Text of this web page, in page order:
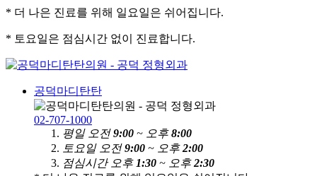
* 더 나은 진료를 위해 일요일은 쉬어집니다.
* 토요일은 점심시간 없이 진료합니다.
공덕마디탄탄
02-707-1000
평일 오전9:00 ~ 오후8:00
토요일 오전9:00 ~ 오후2:00
점심시간 오후1:30 ~ 오후2:30